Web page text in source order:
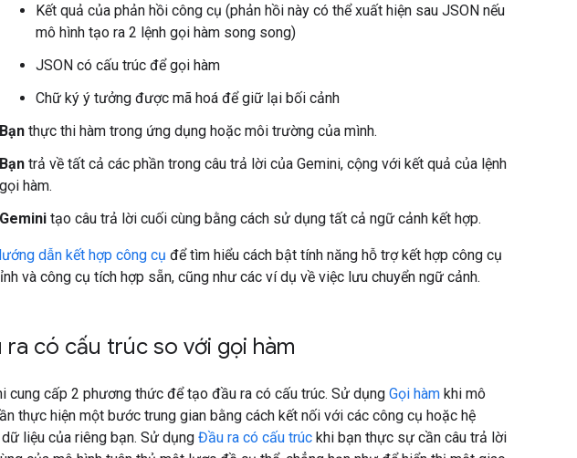
Kết quả của phản hồi công cụ (phản hồi này có thể xuất hiện sau JSON nếu
mô hình tạo ra 2 lệnh gọi hàm song song)
JSON có cấu trúc để gọi hàm
Chữ ký ý tưởng được mã hoá để giữ lại bối cảnh
Bạn thực thi hàm trong ứng dụng hoặc môi trường của mình.
Bạn trả về tất cả các phần trong câu trả lời của Gemini, cộng với kết quả của lệnh
gọi hàm.
Gemini tạo câu trả lời cuối cùng bằng cách sử dụng tất cả ngữ cảnh kết hợp.
dẫn kết hợp công cụ để tìm hiểu cách bật tính năng hỗ trợ kết hợp công cụ
và công cụ tích hợp sẵn, cũng như các ví dụ về việc lưu chuyển ngữ cảnh.
ra có cấu trúc so với gọi hàm
cung cấp 2 phương thức để tạo đầu ra có cấu trúc. Sử dụng Gọi hàm khi mô
thực hiện một bước trung gian bằng cách kết nối với các công cụ hoặc hệ
liệu của riêng bạn. Sử dụng Đầu ra có cấu trúc khi bạn thực sự cần câu trả lời